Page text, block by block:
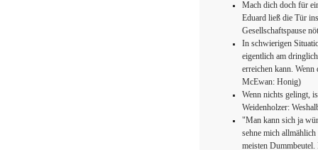
Mach dich doch für
Eduard ließ die Tür
Gesellschaftspause
In schwierigen
eigentlich am
erreichen kann.
McEwan: Honig)
Wenn nichts gelingt,
Weidenholzer:
"Man kann sich ja
sehne mich
meisten